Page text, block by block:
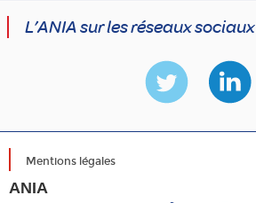
L’ANIA sur les réseaux sociaux
Mentions légales
ANIA